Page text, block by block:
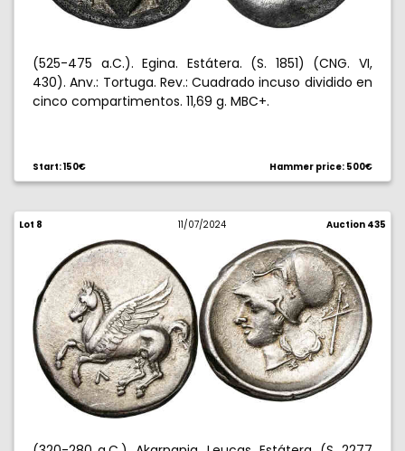
(525-475 a.C.). Egina. Estátera. (S. 1851) (CNG. VI,
430). Anv.: Tortuga. Rev.: Cuadrado incuso dividido en
cinco compartimentos. 11,69 g. MBC+.
Start: 150€ Hammer price: 500€
Lot 8 11/07/2024 Auction 435